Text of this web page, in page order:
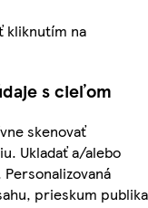
kliknutím na
s cieľom
skenovať
Ukladať a/alebo
prieskum publika